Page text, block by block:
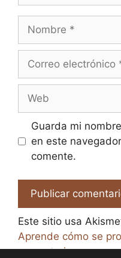
Nombre
Correo
Web
Guarda mi
en este
comente.
Este sitio usa
Aprende cómo se
comentarios.